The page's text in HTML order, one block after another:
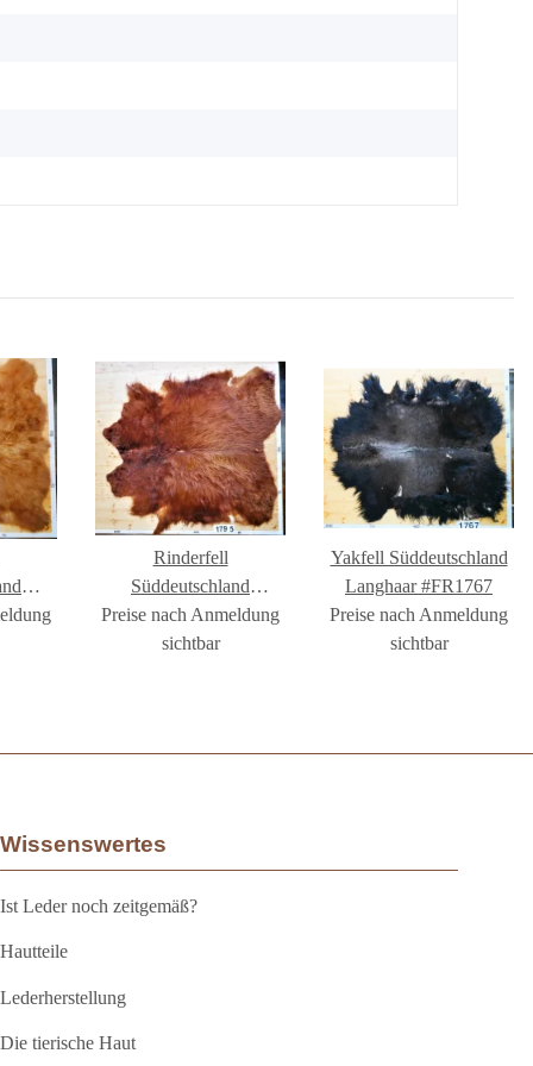
Rinderfell
Süddeutschland
Langhaar #FR1795
Preise nach Anmeldung
sichtbar
Yakfell Süddeutschland
Langhaar #FR1767
Preise nach Anmeldung
sichtbar
Wissenswertes
Ist Leder noch zeitgemäß?
Hautteile
Lederherstellung
Die tierische Haut